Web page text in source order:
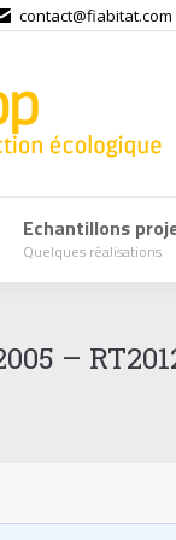
contact@fiabitat.com
Echantillons
Quelques réalisations
RT2005
–